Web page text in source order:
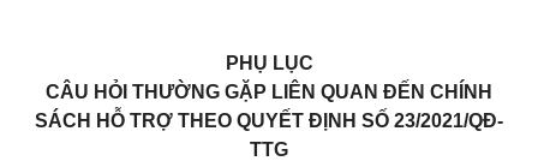
PHỤ LỤC
CÂU HỎI THƯỜNG GẶP LIÊN QUAN ĐẾN CHÍNH
SÁCH HỖ TRỢ THEO QUYẾT ĐỊNH SỐ 23/2021/QĐ-
TTG